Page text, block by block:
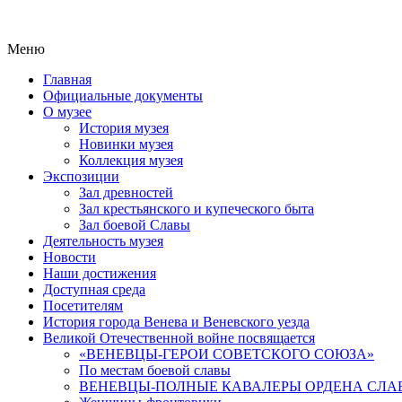
Меню
Главная
Официальные документы
О музее
История музея
Новинки музея
Коллекция музея
Экспозиции
Зал древностей
Зал крестьянского и купеческого быта
Зал боевой Славы
Деятельность музея
Новости
Наши достижения
Доступная среда
Посетителям
История города Венева и Веневского уезда
Великой Отечественной войне посвящается
«ВЕНЕВЦЫ-ГЕРОИ СОВЕТСКОГО СОЮЗА»
По местам боевой славы
ВЕНЕВЦЫ-ПОЛНЫЕ КАВАЛЕРЫ ОРДЕНА